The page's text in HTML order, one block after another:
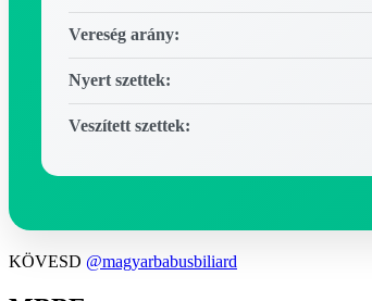
Vereség arány:
Nyert szettek:
Veszített szettek:
KÖVESD @magyarbabusbiliard